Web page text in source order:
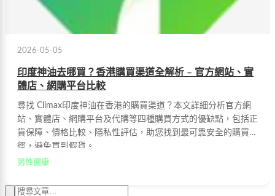
2026-05-05
印度神油去哪買？香港購買渠道全解析 – 官方網站、實
體店、網購平台比較
尋找 Climax印度神油在香港的購買渠道？本文詳細分析官方網
站、實體店、網購平台及代購等四種購買方式的優缺點，包括正
貨保障、價格比較、隱私性評估，助您找到最可靠安全的購買途
徑，避免買到假貨。
男性健康